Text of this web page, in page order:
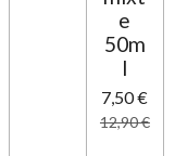
e
50m
l
7,50 €
12,90 €